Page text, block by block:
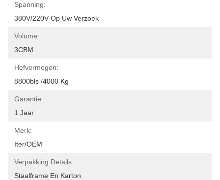
Spanning:
380V/220V Op Uw Verzoek
Volume:
3CBM
Hefvermogen:
8800bls /4000 Kg
Garantie:
1 Jaar
Merk:
Iter/OEM
Verpakking Details:
Staalframe En Karton